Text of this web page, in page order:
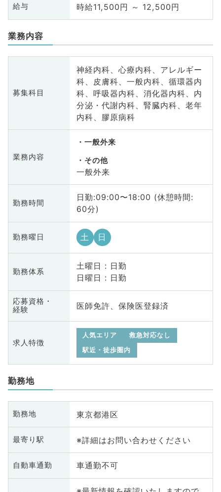
給与 時給11,500円 ～ 12,500円
業務内容
募集科目
神経内科、心療内科、アレルギー
科、皮膚科、一般内科、循環器内
科、呼吸器内科、消化器内科、内
分泌・代謝内科、腎臓内科、老年
内科、膠原病科
業務内容
一般外来
その他
一般外来
勤務時間
日勤:09:00〜18:00 (休憩時間:
60分)
勤務曜日 土 日
勤務体系
土曜日 : 日勤
日曜日 : 日勤
応募資格・
経験
医師免許、保険医登録済
求人特徴
人気エリア
救急対応なし
駅近・徒歩圏内
勤務地
勤務地 東京都港区
最寄り駅 ※詳細はお問い合わせください
自動車通勤 車通勤不可